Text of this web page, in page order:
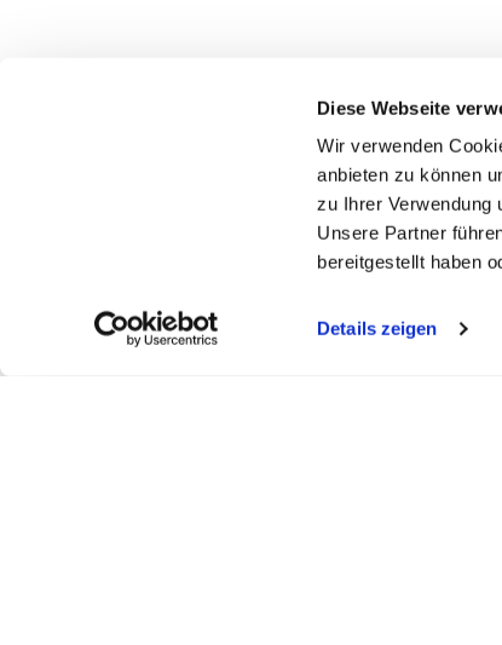
Diese Webseite
Wir verwenden
anbieten zu können
zu Ihrer Verwendung
Unsere Partner
bereitgestellt haben
Details zeigen